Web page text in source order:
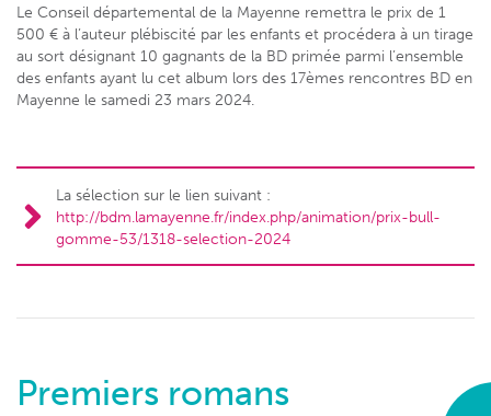
Le Conseil départemental de la Mayenne remettra le prix de 1
500 € à l’auteur plébiscité par les enfants et procédera à un tirage
au sort désignant 10 gagnants de la BD primée parmi l’ensemble
des enfants ayant lu cet album lors des 17èmes rencontres BD en
Mayenne le samedi 23 mars 2024.
La sélection sur le lien suivant :
http://bdm.lamayenne.fr/index.php/animation/prix-bull-
gomme-53/1318-selection-2024
Premiers romans